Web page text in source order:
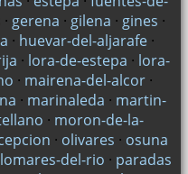
· gerena · gilena · gines ·
· huevar-del-aljarafe·
· lora-de-estepa · lora-
· mairena-del-alcor·
· marinaleda · martin-
· moron-de-la-
· olivares · osuna
del-rio · paradas